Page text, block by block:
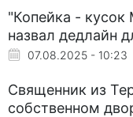
"Копейка -
назвал дедлайн
07.08.2025 - 10:23
Священник из
собственном